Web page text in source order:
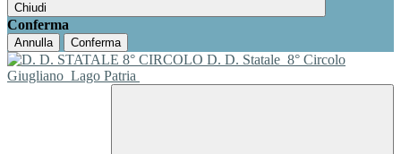
Chiudi
Conferma
Annulla Conferma
D. D. Statale 8° Circolo
Giugliano Lago Patria